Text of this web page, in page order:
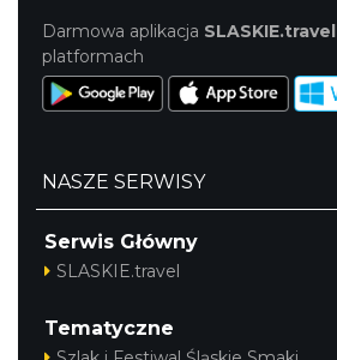
Darmowa aplikacja SLASKIE.travel
platformach
NASZE SERWISY
Serwis Główny
SLASKIE.travel
Tematyczne